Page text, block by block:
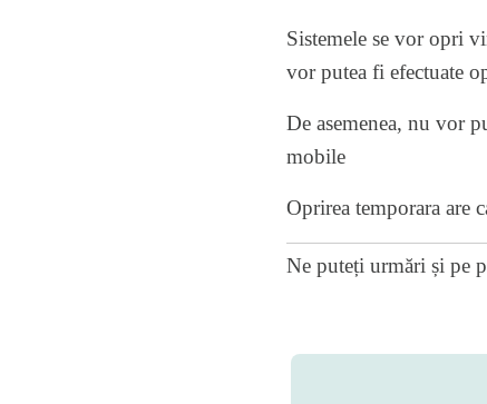
Sistemele se vor opri
vor putea fi efectuate
De asemenea, nu vor
mobile
Oprirea temporara are
Ne puteți urmări și pe